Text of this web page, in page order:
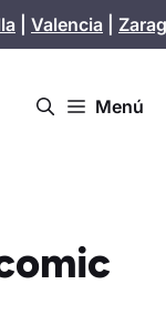
Valencia
Menú